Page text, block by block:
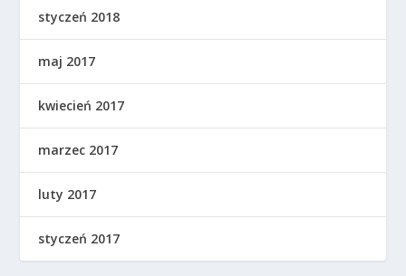
styczeń 2018
maj 2017
kwiecień 2017
marzec 2017
luty 2017
styczeń 2017